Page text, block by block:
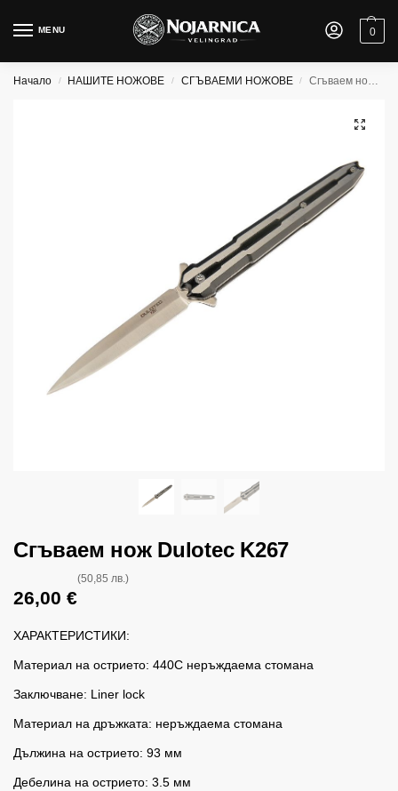
MENU 0
Начало / НАШИТЕ НОЖОВЕ / СГЪВАЕМИ НОЖОВЕ / Сгъваем нож Dulotec K267
Сгъваем нож Dulotec K267
26,00 €
(50,85 лв.)
ХАРАКТЕРИСТИКИ:
Материал на острието: 440C неръждаема стомана
Заключване: Liner lock
Материал на дръжката: неръждаема стомана
Дължина на острието: 93 мм
Дебелина на острието: 3.5 мм